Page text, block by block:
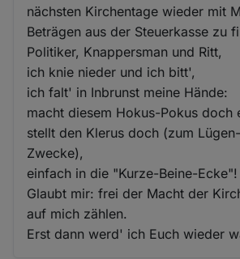
nächsten Kirchentage wieder mit
Beträgen aus der Steuerkasse zu
Politiker, Knappersman und Ritt,
ich knie nieder und ich bitt',
ich falt' in Inbrunst meine Hände:
macht diesem Hokus-Pokus doch
stellt den Klerus doch (zum
Zwecke),
einfach in die "Kurze-Beine-Ecke"!
Glaubt mir: frei der Macht der
auf mich zählen.
Erst dann werd' ich Euch wieder